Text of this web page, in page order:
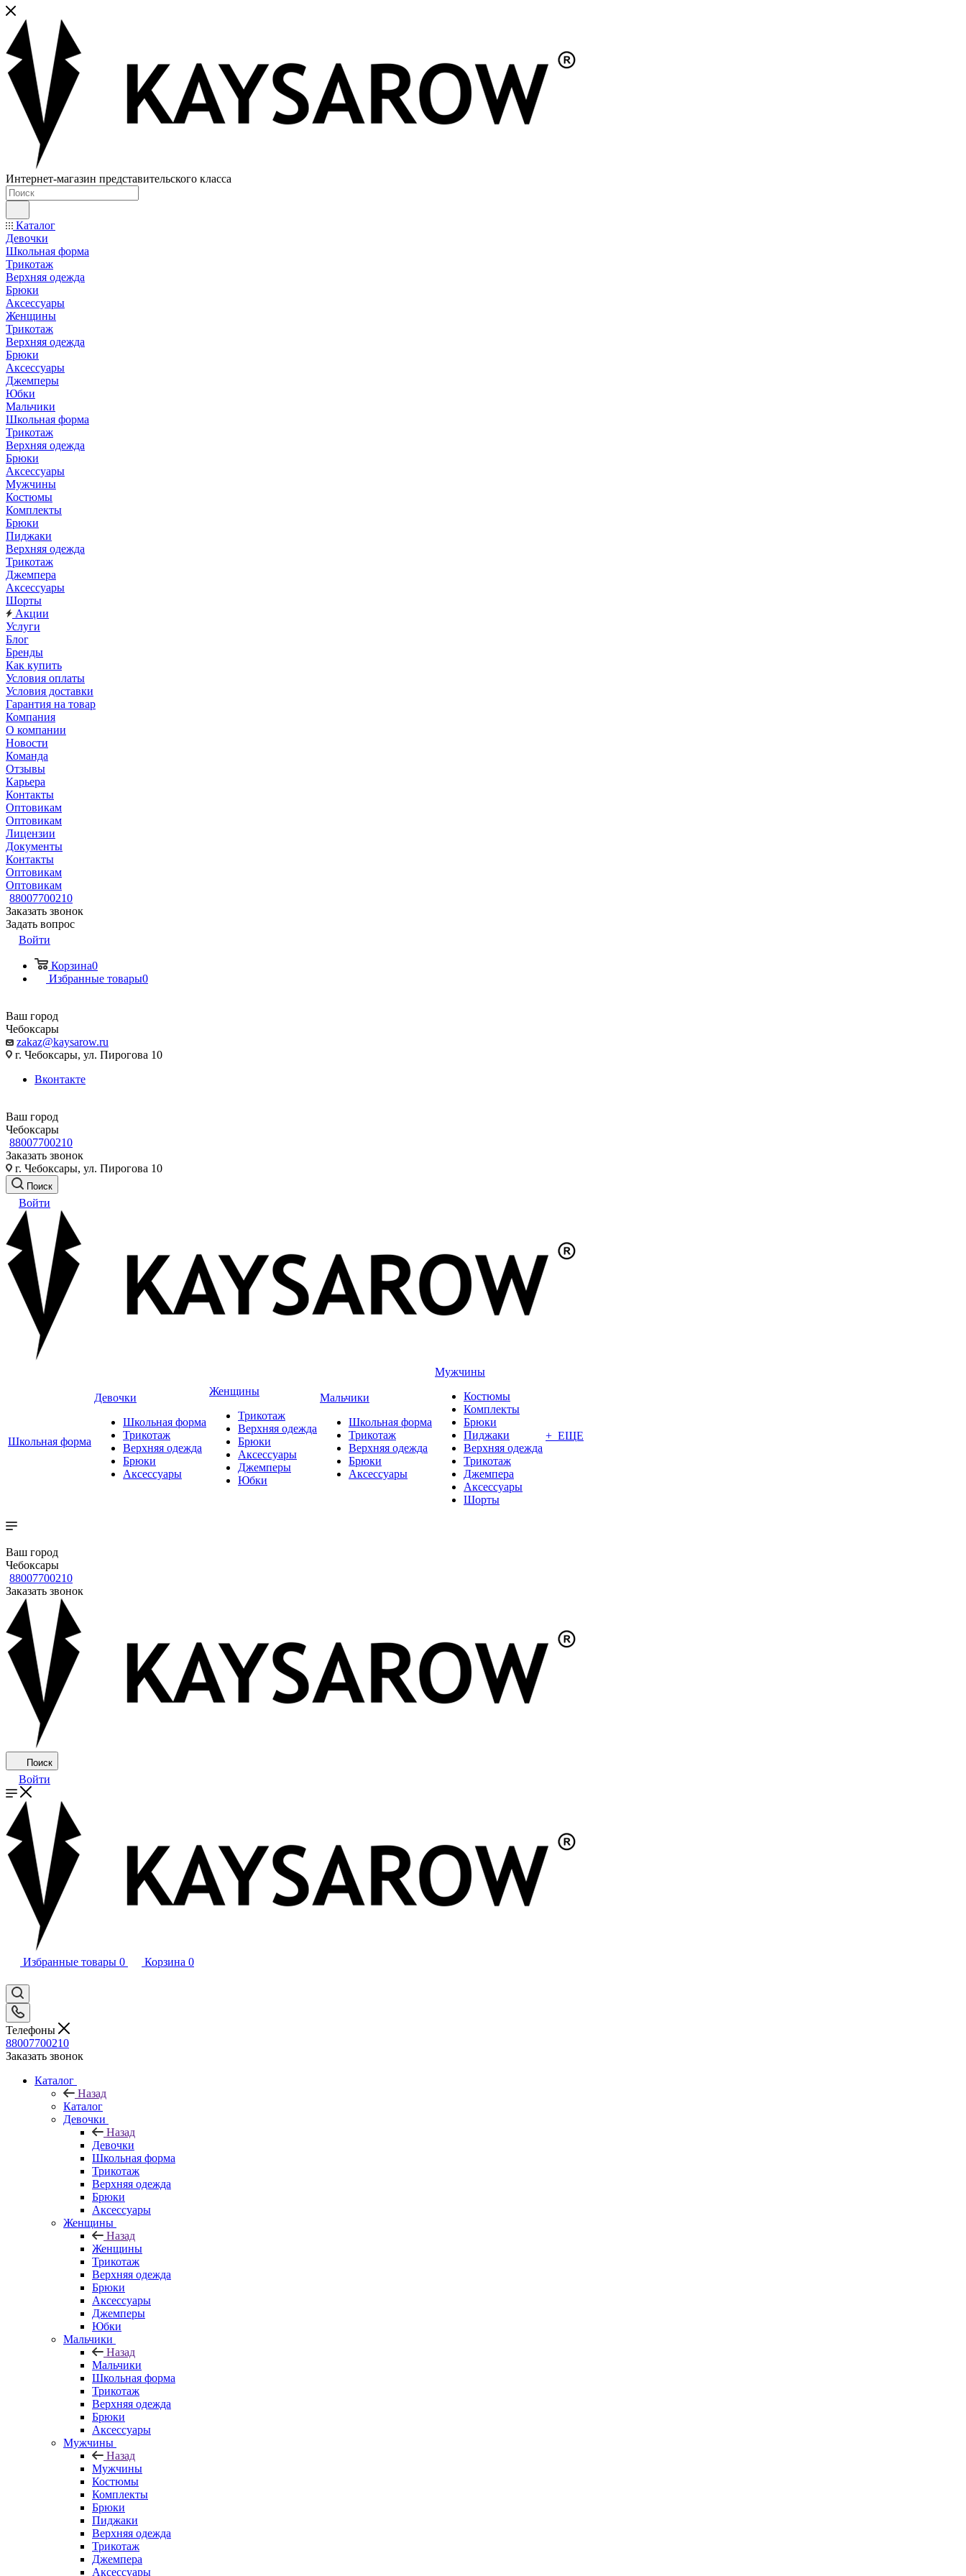
Интернет-магазин представительского класса
Каталог
Девочки
Школьная форма
Трикотаж
Верхняя одежда
Брюки
Аксессуары
Женщины
Трикотаж
Верхняя одежда
Брюки
Аксессуары
Джемперы
Юбки
Мальчики
Школьная форма
Трикотаж
Верхняя одежда
Брюки
Аксессуары
Мужчины
Костюмы
Комплекты
Брюки
Пиджаки
Верхняя одежда
Трикотаж
Джемпера
Аксессуары
Шорты
Акции
Услуги
Блог
Бренды
Как купить
Условия оплаты
Условия доставки
Гарантия на товар
Компания
О компании
Новости
Команда
Отзывы
Карьера
Контакты
Оптовикам
Оптовикам
Лицензии
Документы
Контакты
Оптовикам
Оптовикам
88007700210
Заказать звонок
Задать вопрос
Войти
Корзина0
Избранные товары0
Ваш город
Чебоксары
zakaz@kaysarow.ru
г. Чебоксары, ул. Пирогова 10
Вконтакте
Ваш город
Чебоксары
88007700210
Заказать звонок
г. Чебоксары, ул. Пирогова 10
Поиск
Войти
Школьная форма
Девочки
Школьная форма
Трикотаж
Верхняя одежда
Брюки
Аксессуары
Женщины
Трикотаж
Верхняя одежда
Брюки
Аксессуары
Джемперы
Юбки
Мальчики
Школьная форма
Трикотаж
Верхняя одежда
Брюки
Аксессуары
Мужчины
Костюмы
Комплекты
Брюки
Пиджаки
Верхняя одежда
Трикотаж
Джемпера
Аксессуары
Шорты
+ ЕЩЕ
Ваш город
Чебоксары
88007700210
Заказать звонок
Поиск
Войти
Избранные товары 0 Корзина 0
Телефоны
88007700210
Заказать звонок
Каталог
Назад
Каталог
Девочки
Назад
Девочки
Школьная форма
Трикотаж
Верхняя одежда
Брюки
Аксессуары
Женщины
Назад
Женщины
Трикотаж
Верхняя одежда
Брюки
Аксессуары
Джемперы
Юбки
Мальчики
Назад
Мальчики
Школьная форма
Трикотаж
Верхняя одежда
Брюки
Аксессуары
Мужчины
Назад
Мужчины
Костюмы
Комплекты
Брюки
Пиджаки
Верхняя одежда
Трикотаж
Джемпера
Аксессуары